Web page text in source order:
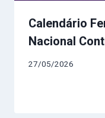
Calendário
Nacional
27/05/2026